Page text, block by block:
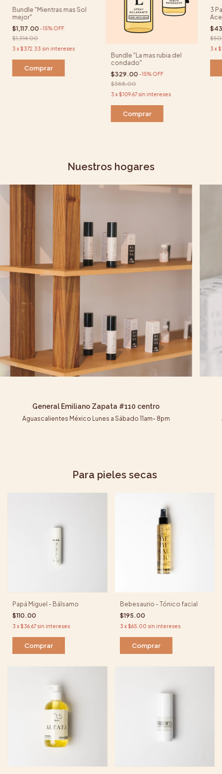
Bundle "Mientras mas Sol
mejor"
$1,117.00 -15%OFF
$1,314.00
3 x$372.33 sin intereses
Bundle "La mas rubia del
condado"
$329.00-15%OFF
$388.00
3 x$109.67sin intereses
3
3 x
Nuestros hogares
General Emiliano Zapata #110 centro
Aguascalientes México Lunes a Sábado 11am- 8pm
Para pieles secas
Papá Miguel - Bálsamo
$110.00
3 x $36.67 sin intereses
Comprar
Bebesaurio - Tónico facial
$195.00
3 x $65.00 sin intereses
Comprar